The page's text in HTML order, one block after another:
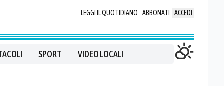
LEGGI IL QUOTIDIANO ABBONATI ACCEDI
SPORT VIDEO LOCALI